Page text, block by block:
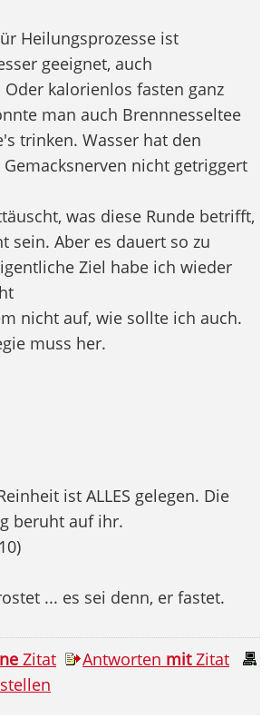
Heilungsprozesse ist
geeignet, auch
kalorienlos fasten ganz
man auch Brennnesseltee
trinken. Wasser hat den
nicht getriggert
was diese Runde betrifft,
sein. Aber es dauert so zu
Ziel habe ich wieder
nicht auf, wie sollte ich auch.
muss her.
ist ALLES gelegen. Die
beruht auf ihr.
... es sei denn, er fastet.
Zitat Antworten mitZitat